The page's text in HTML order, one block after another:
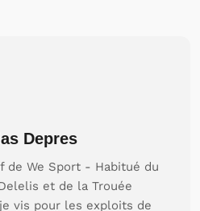
Depres
de We Sport - Habitué du
et de la Trouée
vis pour les exploits de